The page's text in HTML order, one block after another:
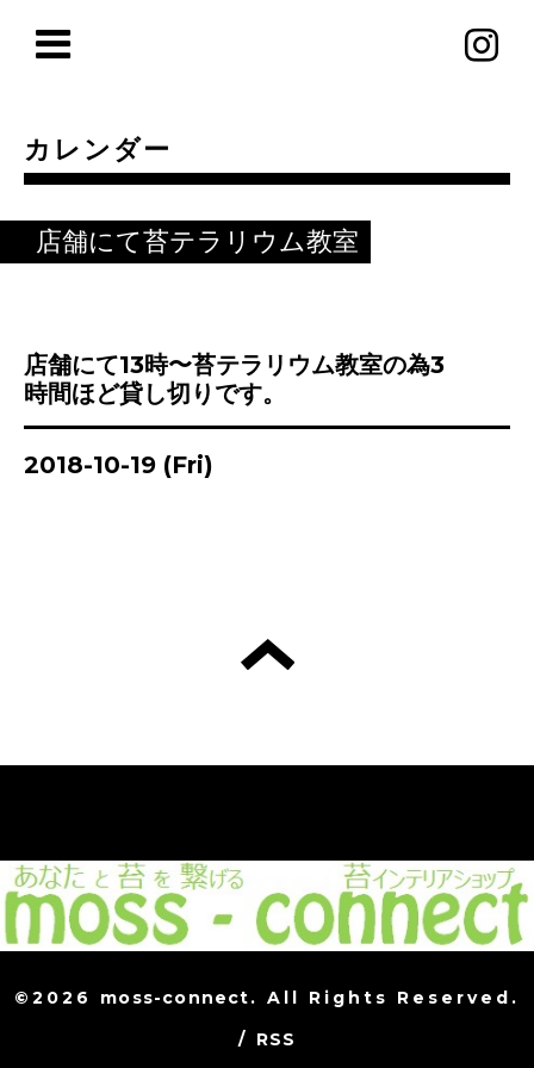
カレンダー
店舗にて苔テラリウム教室
店舗にて13時〜苔テラリウム教室の為3
時間ほど貸し切りです。
2018-10-19 (Fri)
©2026 moss-connect. All Rights Reserved.
/ RSS